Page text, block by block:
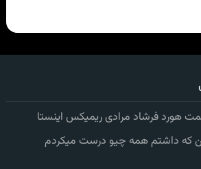
هورد فرشاد مرادی ریمیکس اینستا
که داشتم همه چیو درست میکردم